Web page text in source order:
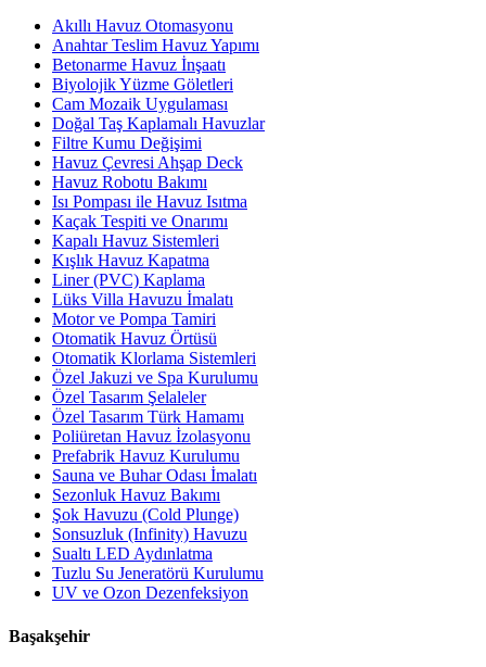
Akıllı Havuz Otomasyonu
Anahtar Teslim Havuz Yapımı
Betonarme Havuz İnşaatı
Biyolojik Yüzme Göletleri
Cam Mozaik Uygulaması
Doğal Taş Kaplamalı Havuzlar
Filtre Kumu Değişimi
Havuz Çevresi Ahşap Deck
Havuz Robotu Bakımı
Isı Pompası ile Havuz Isıtma
Kaçak Tespiti ve Onarımı
Kapalı Havuz Sistemleri
Kışlık Havuz Kapatma
Liner (PVC) Kaplama
Lüks Villa Havuzu İmalatı
Motor ve Pompa Tamiri
Otomatik Havuz Örtüsü
Otomatik Klorlama Sistemleri
Özel Jakuzi ve Spa Kurulumu
Özel Tasarım Şelaleler
Özel Tasarım Türk Hamamı
Poliüretan Havuz İzolasyonu
Prefabrik Havuz Kurulumu
Sauna ve Buhar Odası İmalatı
Sezonluk Havuz Bakımı
Şok Havuzu (Cold Plunge)
Sonsuzluk (Infinity) Havuzu
Sualtı LED Aydınlatma
Tuzlu Su Jeneratörü Kurulumu
UV ve Ozon Dezenfeksiyon
Başakşehir